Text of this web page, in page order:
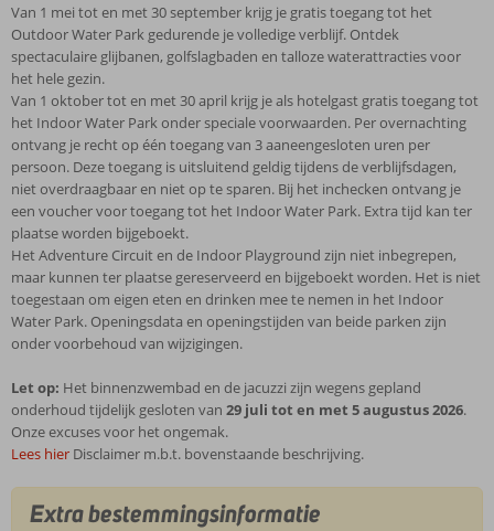
Van 1 mei tot en met 30 september krijg je gratis toegang tot het
Outdoor Water Park gedurende je volledige verblijf. Ontdek
spectaculaire glijbanen, golfslagbaden en talloze waterattracties voor
het hele gezin.
Van 1 oktober tot en met 30 april krijg je als hotelgast gratis toegang tot
het Indoor Water Park onder speciale voorwaarden. Per overnachting
ontvang je recht op één toegang van 3 aaneengesloten uren per
persoon. Deze toegang is uitsluitend geldig tijdens de verblijfsdagen,
niet overdraagbaar en niet op te sparen. Bij het inchecken ontvang je
een voucher voor toegang tot het Indoor Water Park. Extra tijd kan ter
plaatse worden bijgeboekt.
Het Adventure Circuit en de Indoor Playground zijn niet inbegrepen,
maar kunnen ter plaatse gereserveerd en bijgeboekt worden. Het is niet
toegestaan om eigen eten en drinken mee te nemen in het Indoor
Water Park. Openingsdata en openingstijden van beide parken zijn
onder voorbehoud van wijzigingen.
Let op: Het binnenzwembad en de jacuzzi zijn wegens gepland
onderhoud tijdelijk gesloten van 29 juli tot en met 5 augustus 2026.
Onze excuses voor het ongemak.
Lees hier Disclaimer m.b.t. bovenstaande beschrijving.
Extra bestemmingsinformatie